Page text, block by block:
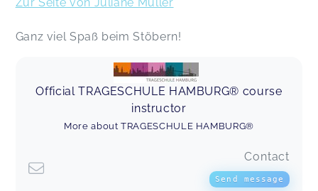
Ganz viel Spaß beim Stöbern!
Official TRAGESCHULE HAMBURG® course
instructor
More about TRAGESCHULE HAMBURG®
Contact
Send message